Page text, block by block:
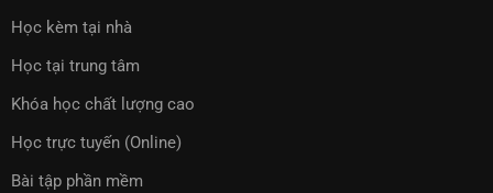
Học kèm tại nhà
Học tại trung tâm
Khóa học chất lượng cao
Học trực tuyến (Online)
Bài tập phần mềm